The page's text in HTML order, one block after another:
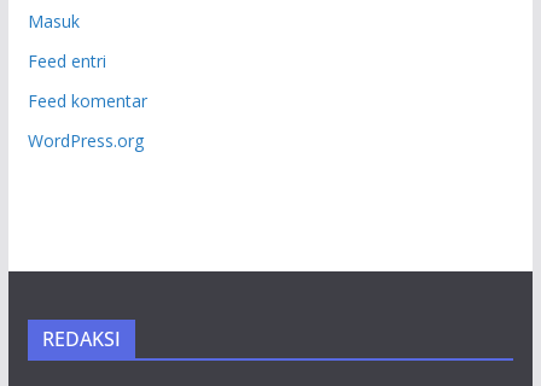
Masuk
Feed entri
Feed komentar
WordPress.org
REDAKSI